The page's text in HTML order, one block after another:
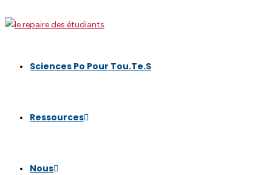
Sciences Po Pour Tou.te.s
Ressources
Nous